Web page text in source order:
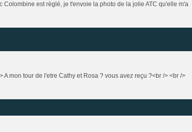
est règlé, je t'envoie la photo de la jolie ATC qu'elle m'a
mon tour de l'etre Cathy et Rosa ? vous avez reçu ?<br /> <br />